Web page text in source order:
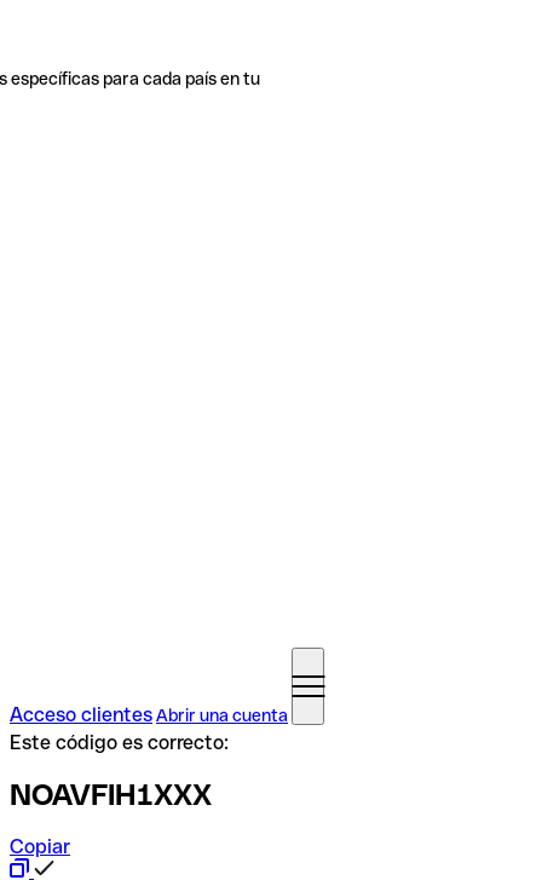
específicas para cada país en tu
Acceso clientesAbrir una cuenta
Este código es correcto:
NOAVFIH1XXX
Copiar